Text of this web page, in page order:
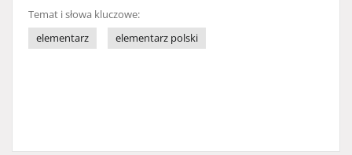
Temat i słowa kluczowe:
elementarz
elementarz polski